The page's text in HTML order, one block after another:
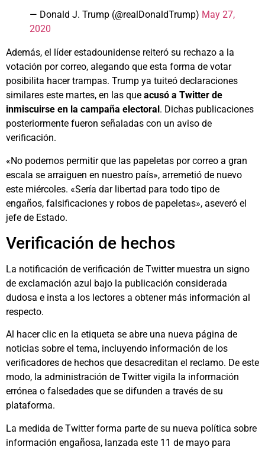
— Donald J. Trump (@realDonaldTrump) May 27,
2020
Además, el líder estadounidense reiteró su rechazo a la
votación por correo, alegando que esta forma de votar
posibilita hacer trampas. Trump ya tuiteó declaraciones
similares este martes, en las que acusó a Twitter de
inmiscuirse en la campaña electoral . Dichas publicaciones
posteriormente fueron señaladas con un aviso de
verificación.
«No podemos permitir que las papeletas por correo a gran
escala se arraiguen en nuestro país», arremetió de nuevo
este miércoles. «Sería dar libertad para todo tipo de
engaños, falsificaciones y robos de papeletas», aseveró el
jefe de Estado.
Verificación de hechos
La notificación de verificación de Twitter muestra un signo
de exclamación azul bajo la publicación considerada
dudosa e insta a los lectores a obtener más información al
respecto.
Al hacer clic en la etiqueta se abre una nueva página de
noticias sobre el tema, incluyendo información de los
verificadores de hechos que desacreditan el reclamo. De este
modo, la administración de Twitter vigila la información
errónea o falsedades que se difunden a través de su
plataforma.
La medida de Twitter forma parte de su nueva política sobre
información engañosa, lanzada este 11 de mayo para